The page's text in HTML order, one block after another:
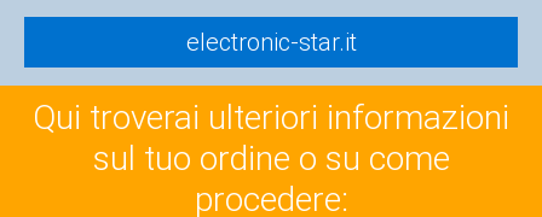
electronic-star.it
Qui troverai ulteriori informazioni
sul tuo ordine o su come
procedere: